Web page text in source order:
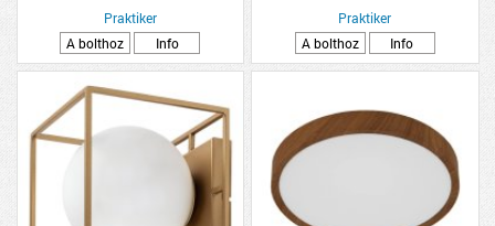
Praktiker
A bolthoz
Info
Praktiker
A bolthoz
Info